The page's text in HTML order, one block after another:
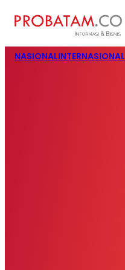
NASIONALINTERNASIONAL